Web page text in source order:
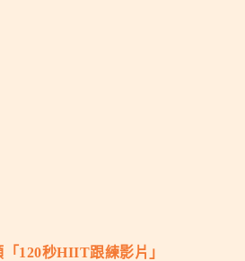
「120秒HIIT跟練影片」